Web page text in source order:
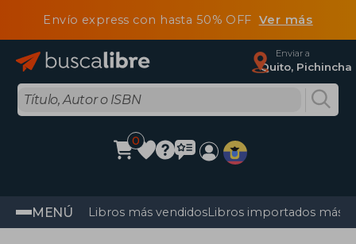
Envío express con hasta 50% OFF Ver más
Enviar a
Quito, Pichincha
0
MENÚ Libros más vendidosLibros importados más